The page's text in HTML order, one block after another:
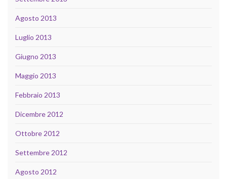
Agosto 2013
Luglio 2013
Giugno 2013
Maggio 2013
Febbraio 2013
Dicembre 2012
Ottobre 2012
Settembre 2012
Agosto 2012